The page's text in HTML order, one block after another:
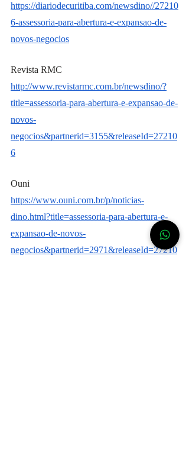
https://diariodecuritiba.com/newsdino//27210
6-assessoria-para-abertura-e-expansao-de-
novos-negocios
Revista RMC
http://www.revistarmc.com.br/newsdino/?
title=assessoria-para-abertura-e-expansao-de-
novos-
negocios&partnerid=3155&releaseId=27210
6
Ouni
https://www.ouni.com.br/p/noticias-
dino.html?title=assessoria-para-abertura-e-
expansao-de-novos-
negocios&partnerid=2971&releaseId=27210